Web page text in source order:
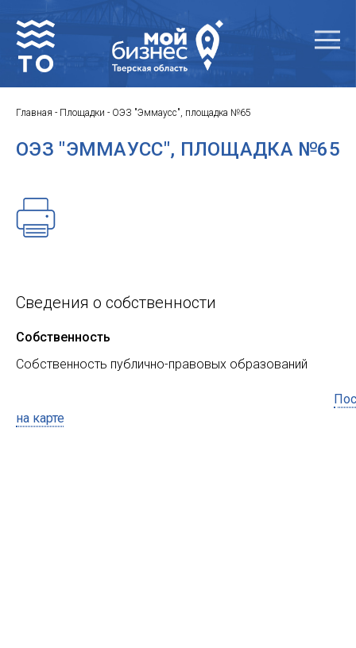
Главная - Площадки - ОЭЗ "Эммаусс", площадка №65
ОЭЗ "ЭММАУСС", ПЛОЩАДКА №65
Сведения о собственности
Собственность
Собственность публично-правовых образований
на карте